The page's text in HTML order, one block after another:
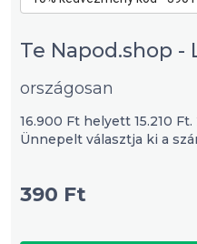
Te Napod.shop -
országosan
16.900 Ft helyett 15.210
Ünnepelt választja ki a
390 Ft